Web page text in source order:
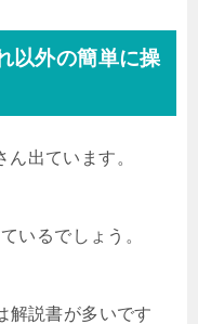
以外の簡単に操
出ています。
いるでしょう。
解説書が多いです